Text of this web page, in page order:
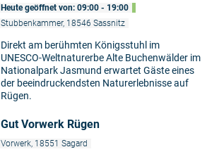
Heute geöffnet von: 09:00 - 19:00
Stubbenkammer, 18546 Sassnitz
Direkt am berühmten Königsstuhl im
UNESCO-Weltnaturerbe Alte Buchenwälder im
Nationalpark Jasmund erwartet Gäste eines
der beeindruckendsten Naturerlebnisse auf
Rügen.
Gut Vorwerk Rügen
Vorwerk, 18551 Sagard